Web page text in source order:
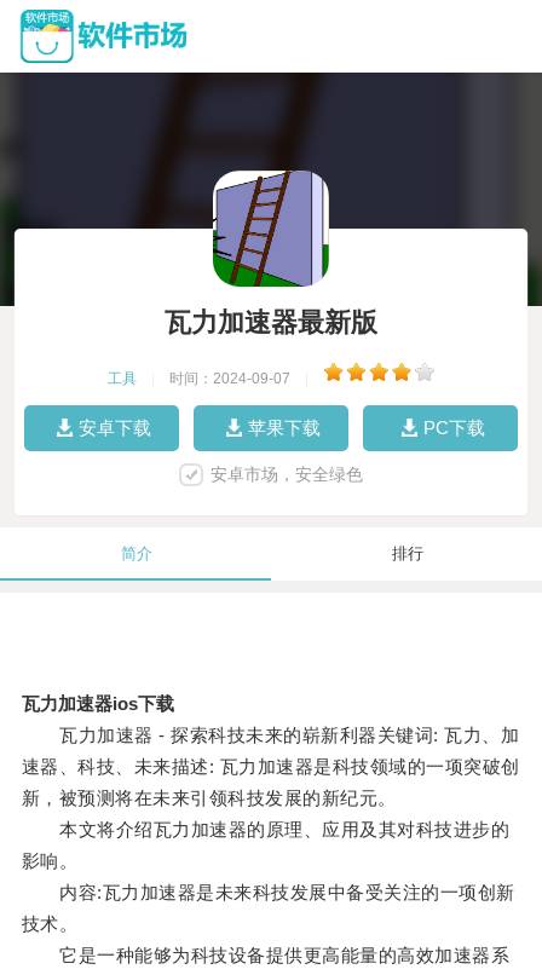
瓦力加速器最新版
工具 时间：2024-09-07
安卓下载 苹果下载 PC下载
安卓市场，安全绿色
简介 排行
瓦力加速器ios下载
瓦力加速器 - 探索科技未来的崭新利器关键词: 瓦力、加
速器、科技、未来描述: 瓦力加速器是科技领域的一项突破创
新，被预测将在未来引领科技发展的新纪元。
本文将介绍瓦力加速器的原理、应用及其对科技进步的
影响。
内容:瓦力加速器是未来科技发展中备受关注的一项创新
技术。
它是一种能够为科技设备提供更高能量的高效加速器系